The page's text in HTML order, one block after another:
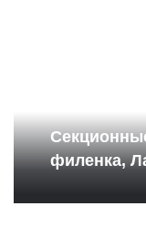
филенка,